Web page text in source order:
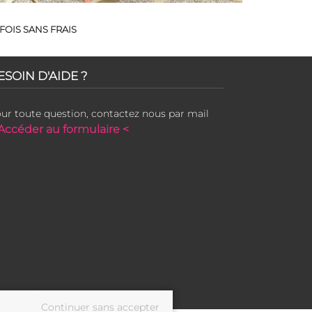
SANS FRAIS
D'AIDE ?
toute question, contactez nous par mail
au formulaire <